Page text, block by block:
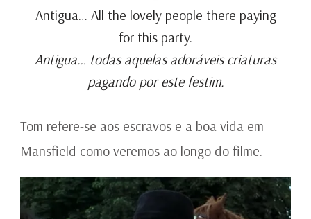
Antigua… All the lovely people there paying
for this party.
Antigua… todas aquelas adoráveis criaturas
pagando por este festim.
Tom refere-se aos escravos e a boa vida em
Mansfield como veremos ao longo do filme.